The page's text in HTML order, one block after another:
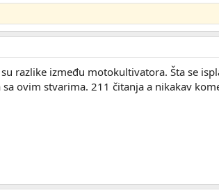
razlike između motokultivatora. Šta se
ovim stvarima. 211 čitanja a nikakav